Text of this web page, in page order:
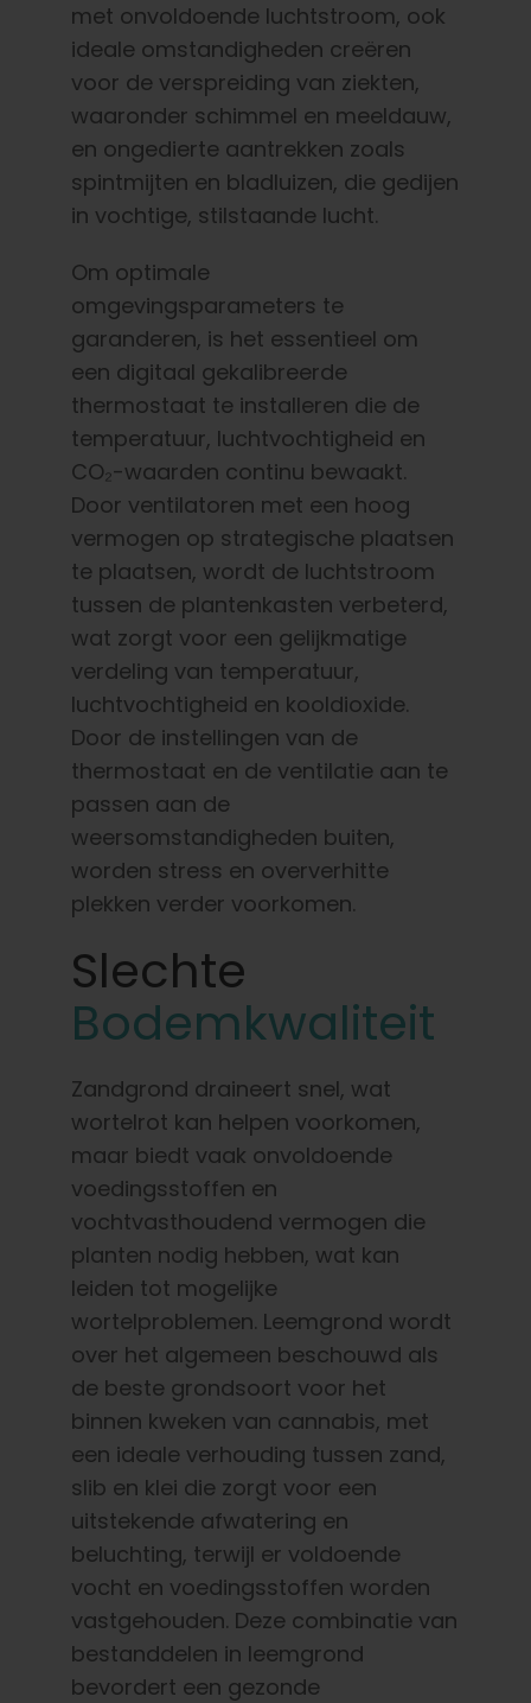
met onvoldoende luchtstroom, ook
ideale omstandigheden creëren
voor de verspreiding van ziekten,
waaronder schimmel en meeldauw,
en ongedierte aantrekken zoals
spintmijten en bladluizen, die gedijen
in vochtige, stilstaande lucht.
Om optimale
omgevingsparameters te
garanderen, is het essentieel om
een digitaal gekalibreerde
thermostaat te installeren die de
temperatuur, luchtvochtigheid en
CO₂-waarden continu bewaakt.
Door ventilatoren met een hoog
vermogen op strategische plaatsen
te plaatsen, wordt de luchtstroom
tussen de plantenkasten verbeterd,
wat zorgt voor een gelijkmatige
verdeling van temperatuur,
luchtvochtigheid en kooldioxide.
Door de instellingen van de
thermostaat en de ventilatie aan te
passen aan de
weersomstandigheden buiten,
worden stress en oververhitte
plekken verder voorkomen.
Slechte
Bodemkwaliteit
Zandgrond draineert snel, wat
wortelrot kan helpen voorkomen,
maar biedt vaak onvoldoende
voedingsstoffen en
vochtvasthoudend vermogen die
planten nodig hebben, wat kan
leiden tot mogelijke
wortelproblemen. Leemgrond wordt
over het algemeen beschouwd als
de beste grondsoort voor het
binnen kweken van cannabis, met
een ideale verhouding tussen zand,
slib en klei die zorgt voor een
uitstekende afwatering en
beluchting, terwijl er voldoende
vocht en voedingsstoffen worden
vastgehouden. Deze combinatie van
bestanddelen in leemgrond
bevordert een gezonde